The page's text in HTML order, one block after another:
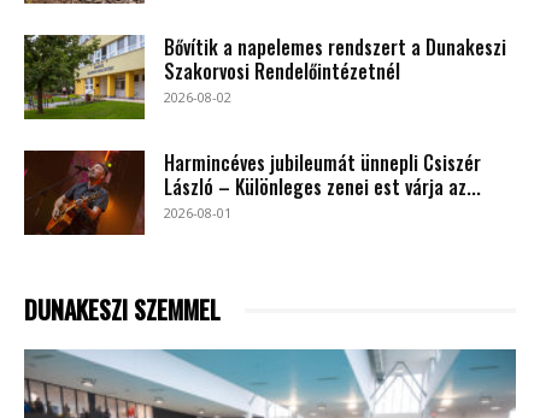
Bővítik a napelemes rendszert a Dunakeszi
Szakorvosi Rendelőintézetnél
2026-08-02
Harmincéves jubileumát ünnepli Csiszér
László – Különleges zenei est várja az...
2026-08-01
DUNAKESZI SZEMMEL